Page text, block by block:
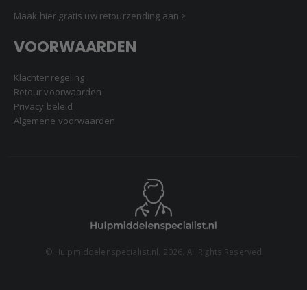
Maak hier gratis uw retourzending aan >
VOORWAARDEN
Klachtenregeling
Retour voorwaarden
Privacy beleid
Algemene voorwaarden
© Hulpmiddelenspecialist.nl. 2026. All Rights Reserved